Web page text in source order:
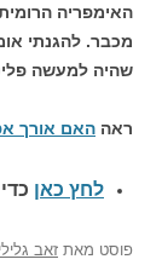
האימפריה
מכבר. להגנתי
שהיה למעשה
ראה האם אורך
לחץ כאן
פוסט מאת זאב גלילי